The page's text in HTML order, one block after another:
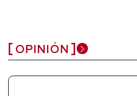
OPINIÓN